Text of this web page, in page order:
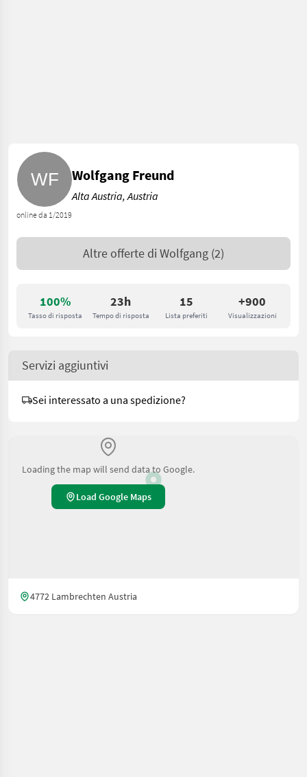
100%
Tasso di risposta
23h
Tempo di risposta
15
Lista preferiti
+900
Visualizzazioni
online da 1/2019
Wolfgang Freund
Alta Austria, Austria
Altre offerte di Wolfgang (2)
Servizi aggiuntivi
Sei interessato a una spedizione?
Loading the map will send data to Google.
Load Google Maps
4772 Lambrechten Austria